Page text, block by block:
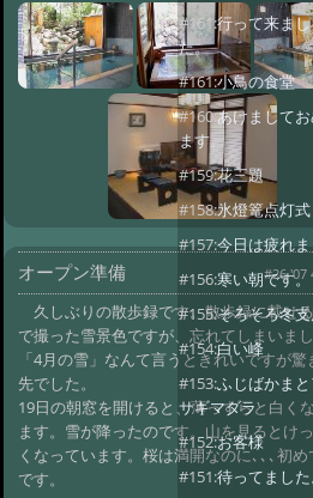
オープン準備 #26 '07
久しぶりの散歩録です。散歩録に載せ
で撮った雪景色ですが、忘れてしまいま
「4月の雪」なんて言うときれいですが
先でした。
19日の朝窓を開けると、薄っすらと白く
ます。雪が降ったのです。山を見るとけ
くなっています。桜は満開なのに､､､初め
です。
#161:行って来まし
た。
#161:小鳥の食堂
#160:あけまして
ます。
#159:花三題
#158:氷燈篭点灯式
#157:今日は疲れま
#156:寒い朝です。
#155:そろそろ冬
#154:白い峰
#153:ふじばかま
サギマダラ
#152:お客様
#151:待ってました